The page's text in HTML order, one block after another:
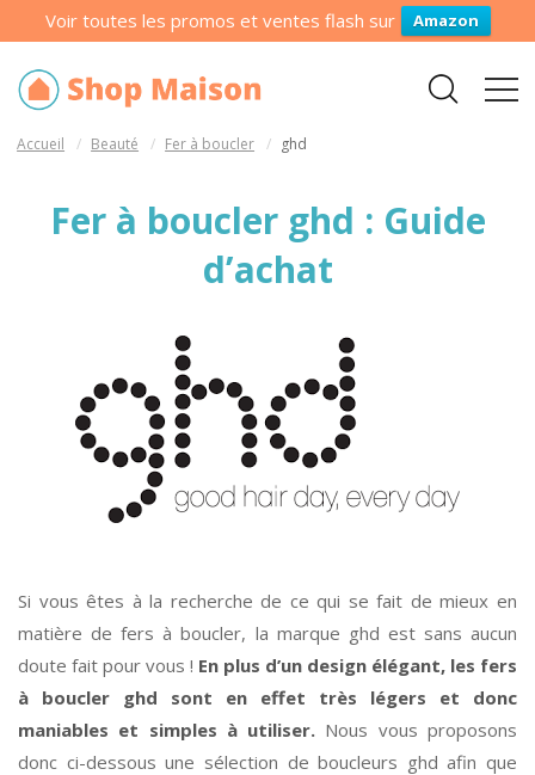
Voir toutes les promos et ventes flash sur Amazon
Accueil Beauté Fer à boucler ghd
Fer à boucler ghd : Guide
d’achat
Si vous êtes à la recherche de ce qui se fait de mieux en
matière de fers à boucler, la marque ghd est sans aucun
doute fait pour vous ! En plus d’un design élégant, les fers
à boucler ghd sont en effet très légers et donc
maniables et simples à utiliser. Nous vous proposons
donc ci-dessous une sélection de boucleurs ghd afin que